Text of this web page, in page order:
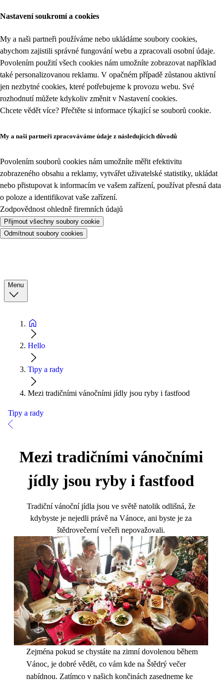
Nastavení soukromí a cookies
My a naši partneři používáme nebo ukládáme soubory cookies,
abychom zajistili správné fungování webu a zpracovali osobní údaje.
Povolením použití všech cookies nám umožníte zobrazovat například
také personalizovanou reklamu. V opačném případě zůstanou aktivní
jen nezbytné cookies, které potřebujeme k provozu webu. Své
rozhodnutí můžete kdykoliv změnit v Nastavení cookies.
Chcete vědět více? Přečtěte si informace týkající se souborů cookie.
My a naši partneři zpracováváme údaje z následujících důvodů
Povolením souborů cookies nám umožníte měřit efektivitu
zobrazeného obsahu a reklamy, vytvářet uživatelské statistiky, ukládat
nebo přistupovat k informacím ve vašem zařízení, používat přesná data
o poloze a identifikovat vaše zařízení.
Zodpovědnost ohledně firemních údajů
Přijmout všechny soubory cookie
Odmítnout soubory cookies
Menu
Hello
Tipy a rady
Mezi tradičními vánočními jídly jsou ryby i fastfood
Tipy a rady
Mezi tradičními vánočními
jídly jsou ryby i fastfood
Tradiční vánoční jídla jsou ve světě natolik odlišná, že
kdybyste je nejedli právě na Vánoce, ani byste je za
štědrovečerní večeři nepovažovali.
Zejména pokud se chystáte na zimní dovolenou během
Vánoc, je dobré vědět, co vám kde na Štědrý večer
nabídnou. Zatímco v našich končinách zasedneme ke